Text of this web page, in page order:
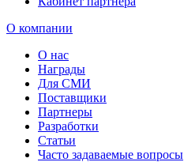
О компании
О нас
Награды
Для СМИ
Поставщики
Партнеры
Разработки
Статьи
Часто задаваемые вопросы